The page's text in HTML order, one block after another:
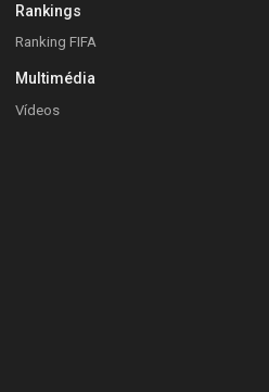
Rankings
Ranking FIFA
Multimédia
Vídeos